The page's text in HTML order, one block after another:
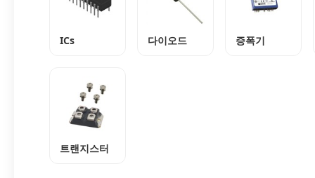
ICs 다이오드 증폭기
트랜지스터